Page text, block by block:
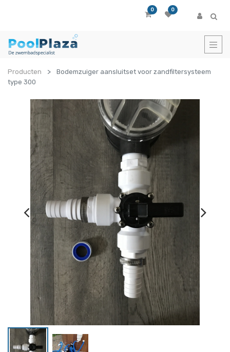
0 0
Producten
Bodemzuiger aansluitset voor zandfiltersysteem
type 300